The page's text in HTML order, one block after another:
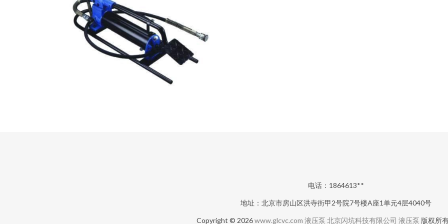
电话：1864613**
地址：北京市房山区洪寺街甲2号院7号楼A座1单元4层4040号
Copyright © 2026www.glcvc.com 液压泵 北京闪坑科技有限公司 液压泵 版权所